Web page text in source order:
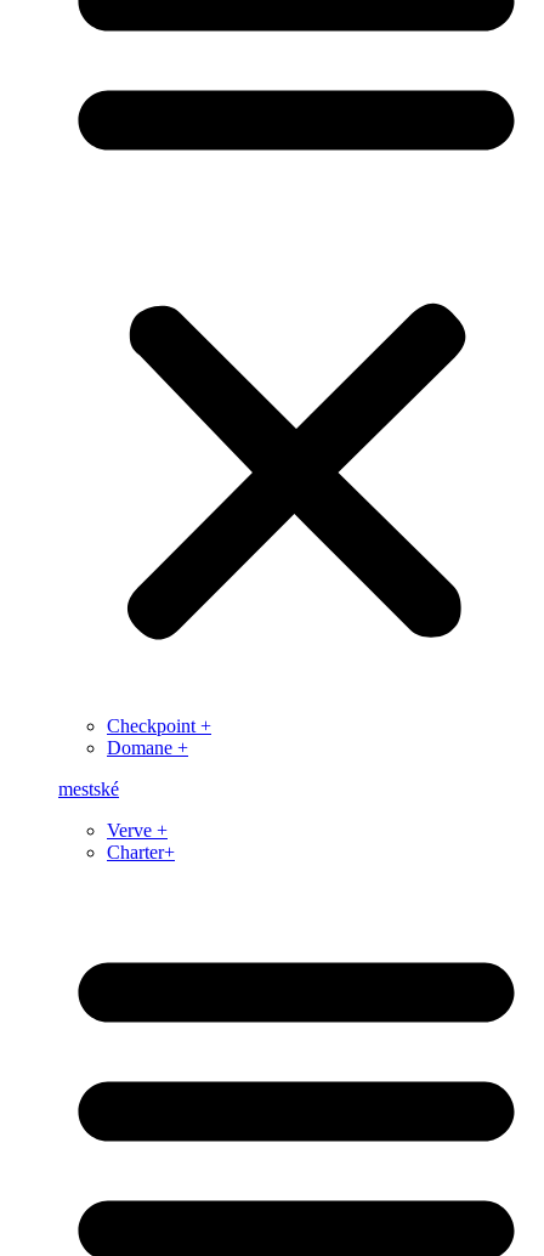
Checkpoint +
Domane +
mestské
Verve +
Charter+